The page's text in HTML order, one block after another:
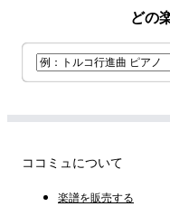
どの
ココミュについて
楽譜を販売する